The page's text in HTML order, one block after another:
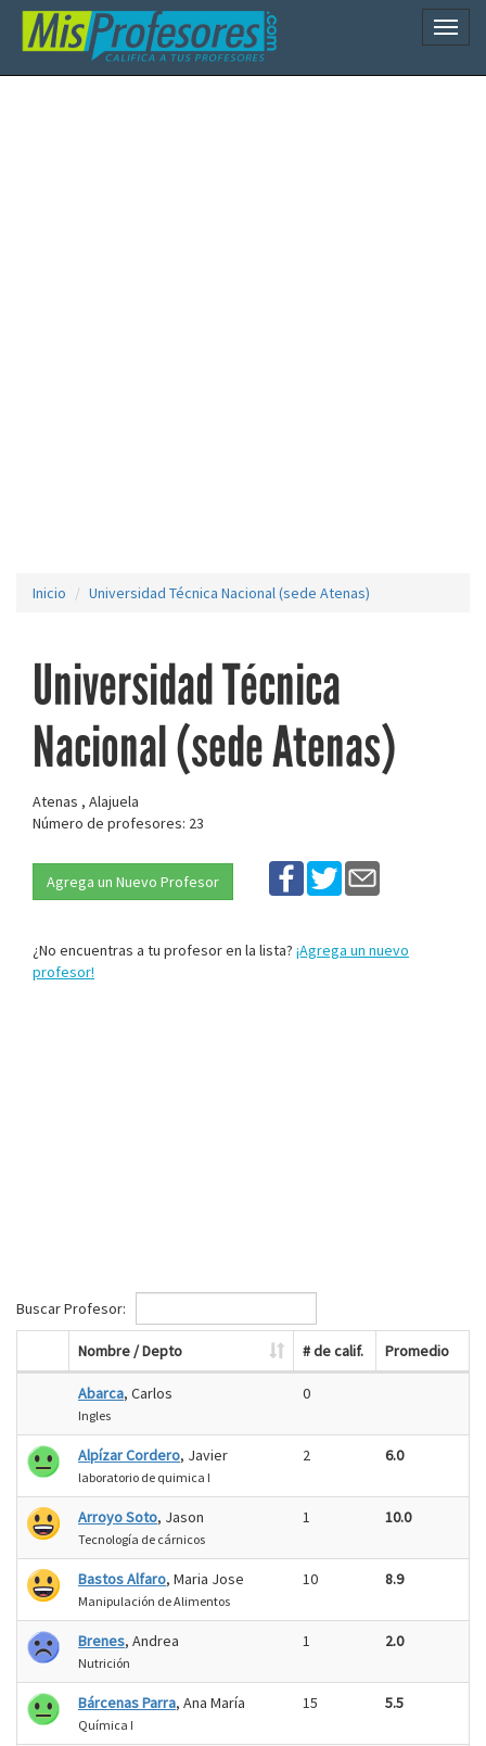
Inicio Universidad Técnica Nacional (sede Atenas)
Universidad Técnica
Nacional (sede Atenas)
Atenas , Alajuela
Número de profesores: 23
Agrega un Nuevo Profesor
¿No encuentras a tu profesor en la lista? ¡Agrega un nuevo
profesor!
Buscar Profesor:
Nombre / Depto # de calif. Promedio
Abarca, Carlos
Ingles
0
Alpízar Cordero, Javier
laboratorio de quimica I
2 6.0
Arroyo Soto, Jason
Tecnología de cárnicos
1 10.0
Bastos Alfaro, Maria Jose
Manipulación de Alimentos
10 8.9
Brenes, Andrea
Nutrición
1 2.0
Bárcenas Parra, Ana María
Química I
15 5.5